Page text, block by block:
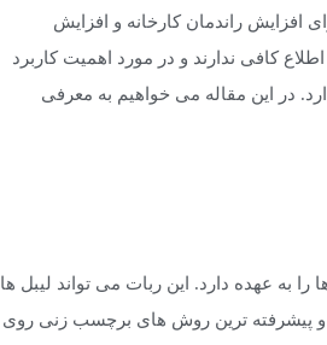
افزایش راندمان کارخانه و افزایش
کافی ندارند و در مورد اهمیت کاربرد
در این مقاله می خواهیم به معرفی
به عهده دارد. این ربات می تواند لیبل ها
و پیشرفته ترین روش های برچسب زنی روی